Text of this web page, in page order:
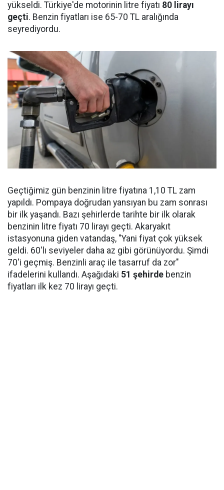
yükseldi. Türkiye'de motorinin litre fiyatı 80 lirayı
geçti. Benzin fiyatları ise 65-70 TL aralığında
seyrediyordu.
Geçtiğimiz gün benzinin litre fiyatına 1,10 TL zam
yapıldı. Pompaya doğrudan yansıyan bu zam sonrası
bir ilk yaşandı. Bazı şehirlerde tarihte bir ilk olarak
benzinin litre fiyatı 70 lirayı geçti. Akaryakıt
istasyonuna giden vatandaş, "Yani fiyat çok yüksek
geldi. 60'lı seviyeler daha az gibi görünüyordu. Şimdi
70'i geçmiş. Benzinli araç ile tasarruf da zor"
ifadelerini kullandı. Aşağıdaki 51 şehirde benzin
fiyatları ilk kez 70 lirayı geçti.